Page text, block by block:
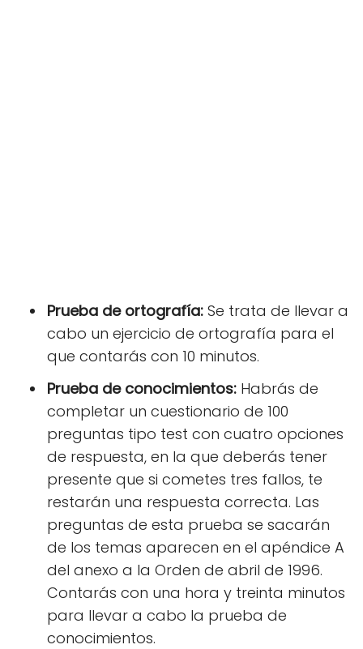
Prueba de ortografía: Se trata de llevar a
cabo un ejercicio de ortografía para el
que contarás con 10 minutos.
Prueba de conocimientos: Habrás de
completar un cuestionario de 100
preguntas tipo test con cuatro opciones
de respuesta, en la que deberás tener
presente que si cometes tres fallos, te
restarán una respuesta correcta. Las
preguntas de esta prueba se sacarán
de los temas aparecen en el apéndice A
del anexo a la Orden de abril de 1996.
Contarás con una hora y treinta minutos
para llevar a cabo la prueba de
conocimientos.